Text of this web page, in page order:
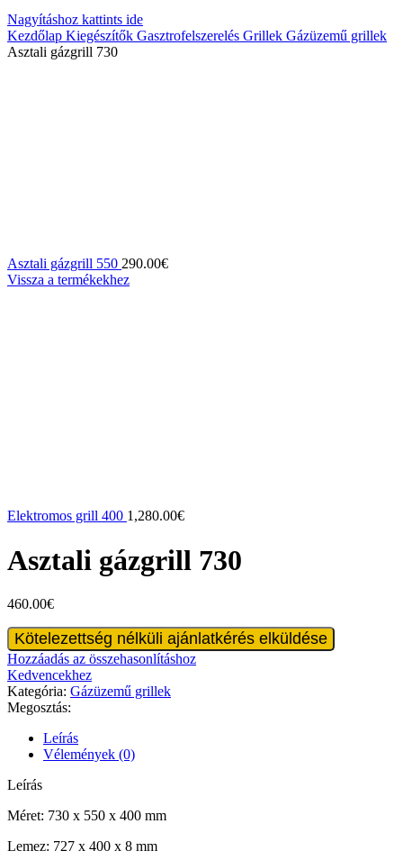
Nagyításhoz kattints ide
Kezdőlap Kiegészítők Gasztrofelszerelés Grillek Gázüzemű grillek
Asztali gázgrill 730
Asztali gázgrill 550 290.00€
Vissza a termékekhez
Elektromos grill 400 1,280.00€
Asztali gázgrill 730
460.00€
Asztali
gázgrill
730
mennyiség
Kötelezettség nélküli ajánlatkérés elküldése
Hozzáadás az összehasonlításhoz
Kedvencekhez
Kategória: Gázüzemű grillek
Megosztás:
Leírás
Vélemények (0)
Leírás
Méret: 730 x 550 x 400 mm
Lemez: 727 x 400 x 8 mm